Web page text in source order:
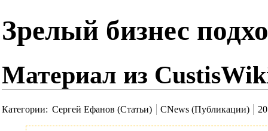
Зрелый бизнес
Материал из
Категории: Сергей Ефанов (Статьи) CNews (Публикации)